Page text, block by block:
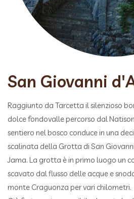
San Giovanni
Raggiunto da Tarcetta il silenzioso
dolce fondovalle percorso dal
sentiero nel bosco conduce in una
scalinata della Grotta di San
Jama. La grotta è in primo luogo un
scavato dal flusso delle acque e
monte Craguonza per vari chilometri.